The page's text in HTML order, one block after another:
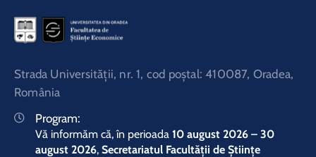
Strada Universităţii, nr. 1, cod poştal: 410087, Oradea,
România
Program:
Vă informăm că, în perioada 10 august 2026 – 30
august 2026, Secretariatul Facultății de Științe